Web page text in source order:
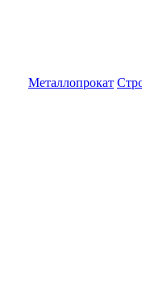
Металлопрокат